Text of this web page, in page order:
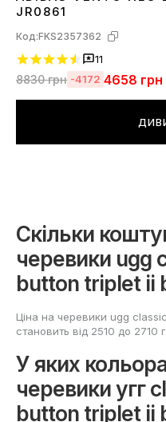
36 3738 39 4041424344
JR0861
Код:FKS2357362
11
8830грн -4172 4658 грн
Скільки
черевики ugg
button triplet ii
Ціна на черевики ugg
становить від 2510 до 2710
У яких
черевики угг
button triplet ii